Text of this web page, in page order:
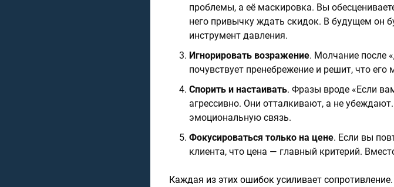
проблемы, а её маскировка. Вы
него привычку ждать скидок. В будущем он
инструмент давления.
Игнорировать возражение. Молчание после
почувствует пренебрежение и решит, что
Спорить и настаивать. Фразы вроде «Если
агрессивно. Они отталкивают, а не
эмоциональную связь.
Фокусироваться только на цене. Если вы
клиента, что цена — главный критерий.
Каждая из этих ошибок усиливает